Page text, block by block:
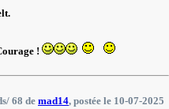
!
68 de mad14, postée le 10-07-2025